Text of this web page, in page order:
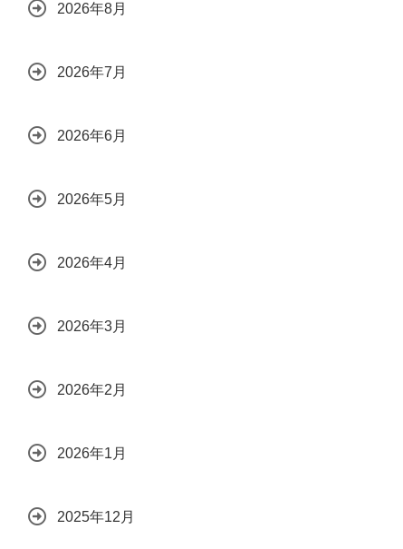
2026年8月
2026年7月
2026年6月
2026年5月
2026年4月
2026年3月
2026年2月
2026年1月
2025年12月